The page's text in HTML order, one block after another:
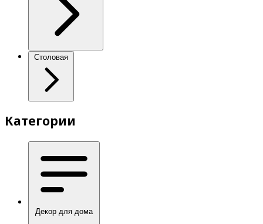
Столовая
Категории
Декор для дома